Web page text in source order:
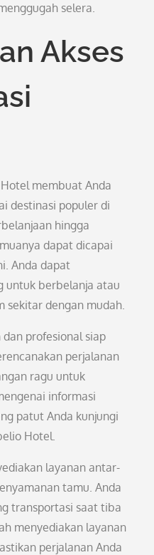
selera.
Akses
membuat Anda
destinasi populer di
hingga
dapat dicapai
Anda dapat
untuk berbelanja atau
sekitar dengan mudah.
profesional siap
perjalanan
ragu untuk
informasi
patut Anda kunjungi
Hotel.
layanan antar-
tamu. Anda
transportasi saat tiba
menyediakan layanan
perjalanan Anda